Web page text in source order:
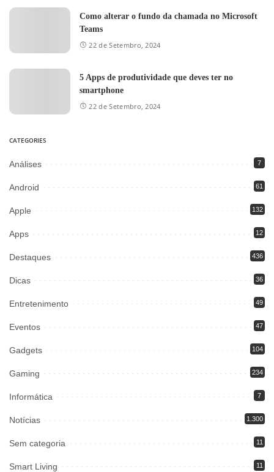
Como alterar o fundo da chamada no Microsoft
Teams
22 de Setembro, 2024
5 Apps de produtividade que deves ter no
smartphone
22 de Setembro, 2024
CATEGORIES
Análises 7
Android 61
Apple 132
Apps 12
Destaques 436
Dicas 36
Entretenimento 49
Eventos 47
Gadgets 104
Gaming 234
Informática 7
Notícias 1.300
Sem categoria 11
Smart Living 11